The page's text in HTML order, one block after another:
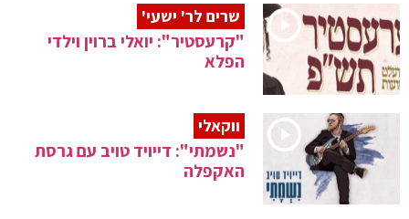
שרים לר' ישעי'
"קרעסטיר": יואלי ברוין וילדי
הפלא
ווקאלי
"נשמתי": דייויד טויב עם גרסת
האקפלה